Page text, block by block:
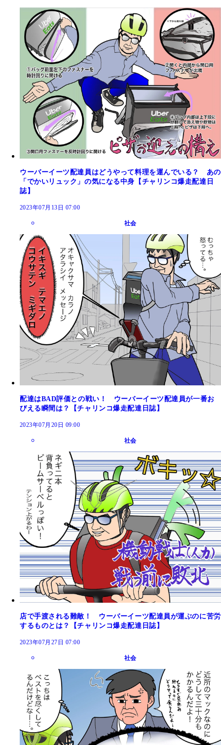
ウーバーイーツ配達員はどうやって料理を運んでいる？ あの
「でかいリュック」の気になる中身【チャリンコ爆走配達日
誌】
2023年07月13日 07:00
社会
配達はBAD評価との戦い！ ウーバーイーツ配達員が一番お
びえる瞬間は？【チャリンコ爆走配達日誌】
2023年07月20日 09:00
社会
店で手渡される難敵！ ウーバーイーツ配達員が運ぶのに苦労
するものとは？【チャリンコ爆走配達日誌】
2023年07月27日 07:00
社会